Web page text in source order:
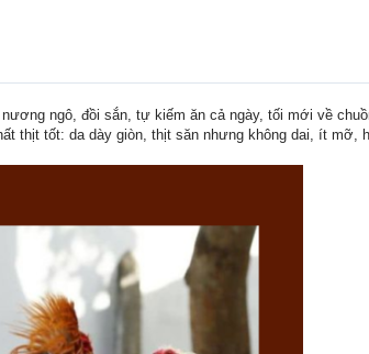
ngô, đồi sắn, tự kiếm ăn cả ngày, tối mới về
thịt tốt: da dày giòn, thịt săn nhưng không dai, ít mỡ,